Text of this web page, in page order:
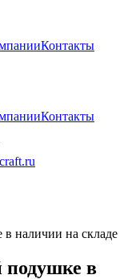
Контакты
Контакты
наличии на складе
подушке в